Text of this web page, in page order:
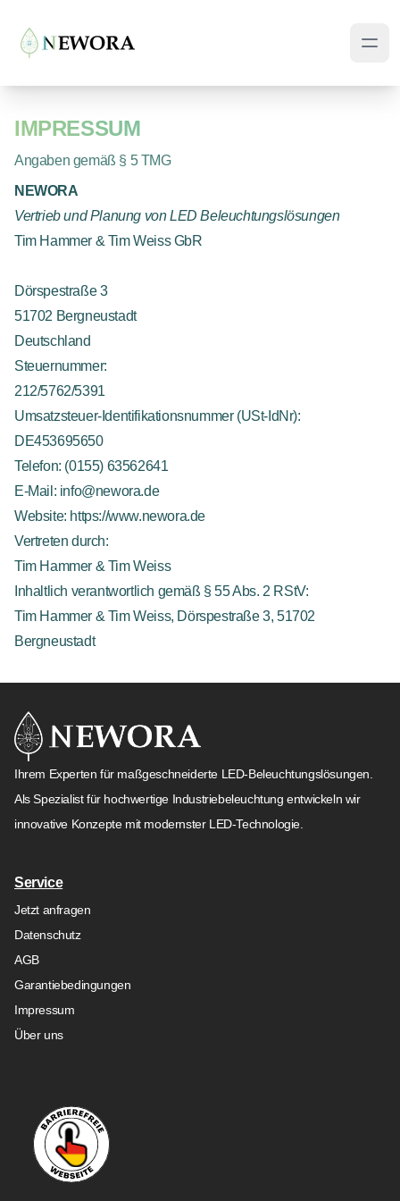
IMPRESSUM
Angaben gemäß § 5 TMG
NEWORA
Vertrieb und Planung von LED Beleuchtungslösungen
Tim Hammer & Tim Weiss GbR
Dörspestraße 3
51702 Bergneustadt
Deutschland
Steuernummer:
212/5762/5391
Umsatzsteuer-Identifikationsnummer (USt-IdNr):
DE453695650
Telefon: (0155) 63562641
E-Mail: info@newora.de
Website: https://www.newora.de
Vertreten durch:
Tim Hammer & Tim Weiss
Inhaltlich verantwortlich gemäß § 55 Abs. 2 RStV:
Tim Hammer & Tim Weiss, Dörspestraße 3, 51702
Bergneustadt
Ihrem Experten für maßgeschneiderte LED-Beleuchtungslösungen.
Als Spezialist für hochwertige Industriebeleuchtung entwickeln wir
innovative Konzepte mit modernster LED-Technologie.
Service
Jetzt anfragen
Datenschutz
AGB
Garantiebedingungen
Impressum
Über uns